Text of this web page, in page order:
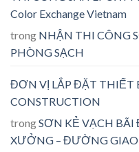
Color Exchange Vietnam
trong NHẬN THI CÔNG
PHÒNG SẠCH
ĐƠN VỊ LẮP ĐẶT THIẾT
CONSTRUCTION
trongSƠN KẺ VẠCH BÃI
XƯỞNG – ĐƯỜNG